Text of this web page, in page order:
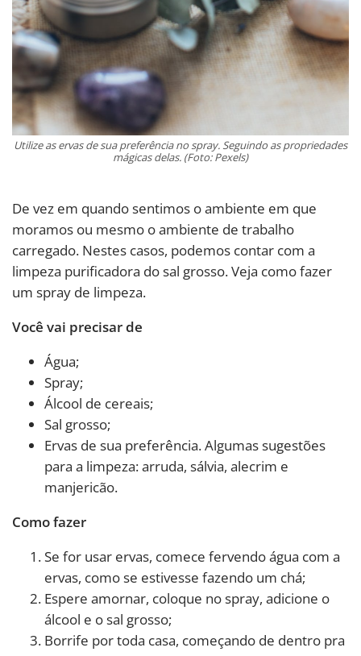
Utilize as ervas de sua preferência no spray. Seguindo as propriedades
mágicas delas. (Foto: Pexels)
De vez em quando sentimos o ambiente em que
moramos ou mesmo o ambiente de trabalho
carregado. Nestes casos, podemos contar com a
limpeza purificadora do sal grosso. Veja como fazer
um spray de limpeza.
Você vai precisar de
Água;
Spray;
Álcool de cereais;
Sal grosso;
Ervas de sua preferência. Algumas sugestões
para a limpeza: arruda, sálvia, alecrim e
manjericão.
Como fazer
Se for usar ervas, comece fervendo água com a
ervas, como se estivesse fazendo um chá;
Espere amornar, coloque no spray, adicione o
álcool e o sal grosso;
Borrife por toda casa, começando de dentro pra